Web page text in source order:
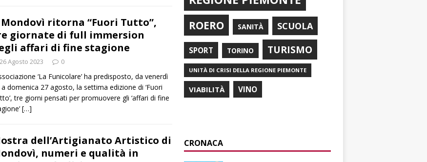
Mondovì ritorna “Fuori Tutto”,
giornate di full immersion
affari di fine stagione
26 Agosto 2023 0
‘La Funicolare’ ha predisposto, da venerdì
a domenica 27 agosto, la settima edizione di ‘Fuori
tre giorni pensati per promuovere gli ‘affari di fine
[…]
dell’Artigianato Artistico di
numeri e qualità in
ROERO SANITÀ SCUOLA
SPORT TORINO TURISMO
UNITÀ DI CRISI DELLA REGIONE PIEMONTE
VIABILITÀ VINO
CRONACA